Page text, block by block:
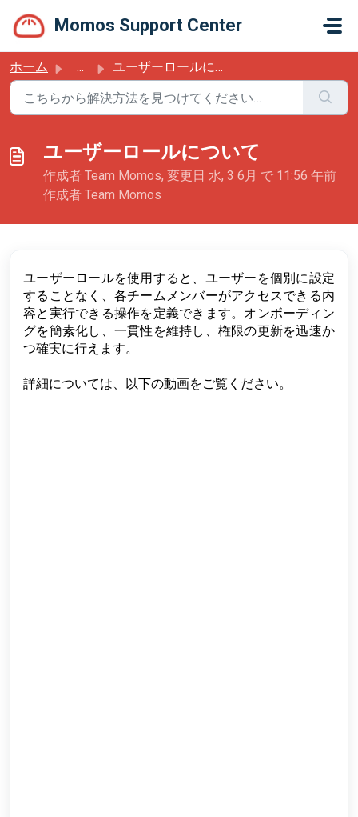
Momos Support Center
ホーム ... ユーザーロールについて
ユーザーロールについて
作成者 Team Momos, 変更日 水, 3 6月 で 11:56 午前
作成者 Team Momos
ユーザーロールを使用すると、ユーザーを個別に設定
することなく、各チームメンバーがアクセスできる内
容と実行できる操作を定義できます。オンボーディン
グを簡素化し、一貫性を維持し、権限の更新を迅速か
つ確実に行えます。
詳細については、以下の動画をご覧ください。